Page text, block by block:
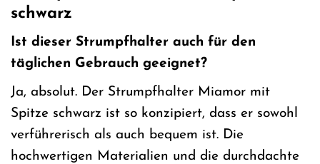
schwarz
Ist dieser Strumpfhalter auch für den
täglichen Gebrauch geeignet?
Ja, absolut. Der Strumpfhalter Miamor mit
Spitze schwarz ist so konzipiert, dass er sowohl
verführerisch als auch bequem ist. Die
hochwertigen Materialien und die durchdachte